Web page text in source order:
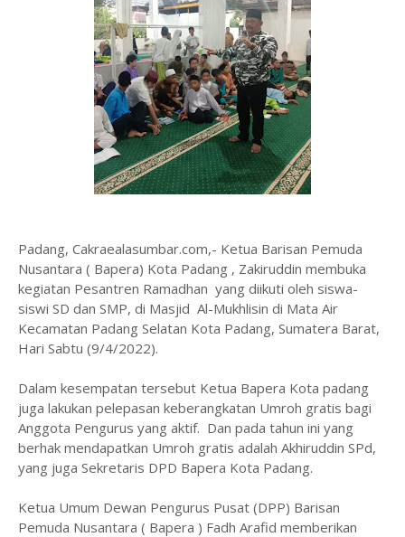
Padang, Cakraealasumbar.com,- Ketua Barisan Pemuda
Nusantara ( Bapera) Kota Padang , Zakiruddin membuka
kegiatan Pesantren Ramadhan yang diikuti oleh siswa-
siswi SD dan SMP, di Masjid Al-Mukhlisin di Mata Air
Kecamatan Padang Selatan Kota Padang, Sumatera Barat,
Hari Sabtu (9/4/2022).
Dalam kesempatan tersebut Ketua Bapera Kota padang
juga lakukan pelepasan keberangkatan Umroh gratis bagi
Anggota Pengurus yang aktif. Dan pada tahun ini yang
berhak mendapatkan Umroh gratis adalah Akhiruddin SPd,
yang juga Sekretaris DPD Bapera Kota Padang.
Ketua Umum Dewan Pengurus Pusat (DPP) Barisan
Pemuda Nusantara ( Bapera ) Fadh Arafid memberikan